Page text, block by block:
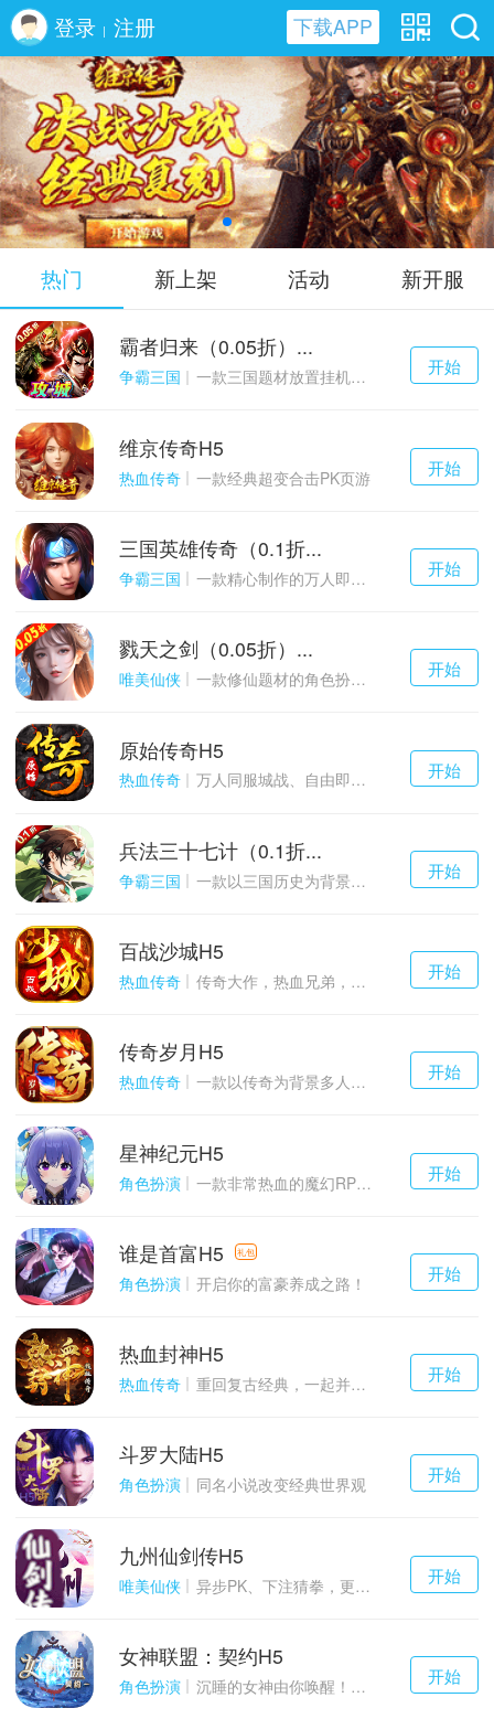
登录 | 注册 下载APP
维京传奇H5
热门 新上架 活动 新开服
千百度h5
游戏
开始
霸者归来（0.05折）...
争霸三国 一款三国题材放置挂机与战争策略结合的游戏
千百度h5
游戏
开始
维京传奇H5
热血传奇 一款经典超变合击PK页游
千百度h5
游戏
开始
三国英雄传奇（0.1折...
争霸三国 一款精心制作的万人即时战斗SLG三国手游
千百度h5
游戏
开始
戮天之剑（0.05折）...
唯美仙侠 一款修仙题材的角色扮演养成手游
千百度h5
游戏
开始
原始传奇H5
热血传奇 万人同服城战、自由即时PK的1.85经典玩法
千百度h5
游戏
开始
兵法三十七计（0.1折...
争霸三国 一款以三国历史为背景的卡牌策略游戏
千百度h5
游戏
开始
百战沙城H5
热血传奇 传奇大作，热血兄弟，血战沙城！
千百度h5
游戏
开始
传奇岁月H5
热血传奇 一款以传奇为背景多人在线的ARPG大作
千百度h5
游戏
开始
星神纪元H5
角色扮演 一款非常热血的魔幻RPG游戏
千百度h5
游戏
开始
谁是首富H5 礼包
角色扮演 开启你的富豪养成之路！
千百度h5
游戏
开始
热血封神H5
热血传奇 重回复古经典，一起并肩作战吧！
千百度h5
游戏
开始
斗罗大陆H5
角色扮演 同名小说改变经典世界观
千百度h5
游戏
开始
九州仙剑传H5
唯美仙侠 异步PK、下注猜拳，更多玩点等你来体验！
千百度h5
游戏
开始
女神联盟：契约H5
角色扮演 沉睡的女神由你唤醒！点燃战火！